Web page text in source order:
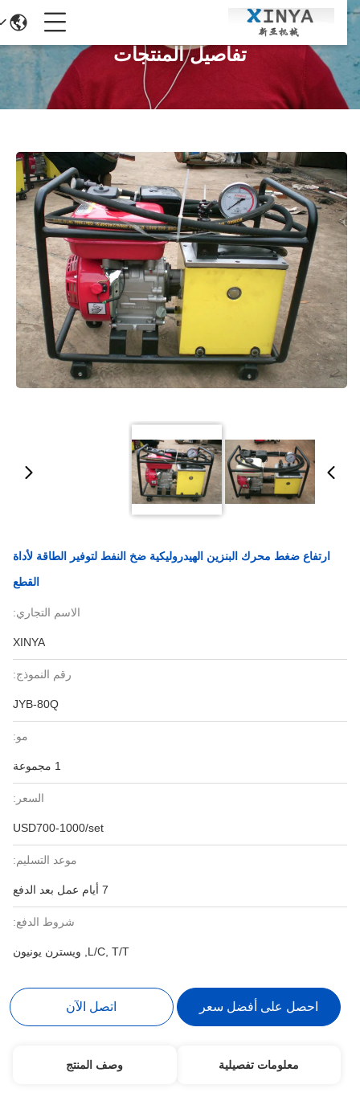
تفاصيل المنتجات
ارتفاع ضغط محرك البنزين الهيدروليكية ضخ النفط لتوفير الطاقة لأداة
القطع
الاسم التجاري:
XINYA
رقم النموذج:
JYB-80Q
مو:
السعر:
USD700-1000/set
موعد التسليم:
شروط الدفع:
L/C, T/T, ويسترن يونيون
احصل على أفضل سعر اتصل الآن
معلومات تفصيلية وصف المنتج